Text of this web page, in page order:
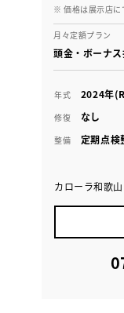
※ 価格は展示店に
月々定額プラン
頭金・ボーナ
年式 2024年
修復 なし
整備 定期点検
カローラ和歌